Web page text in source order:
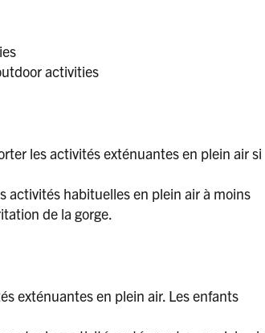
activities
les activités exténuantes en plein air si
activités habituelles en plein air à moins
de la gorge.
exténuantes en plein air. Les enfants